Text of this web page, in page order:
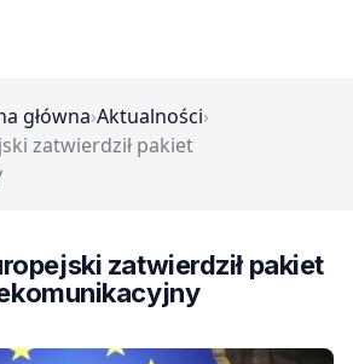
główna›Aktualności›
zatwierdził pakiet
zatwierdził pakiet